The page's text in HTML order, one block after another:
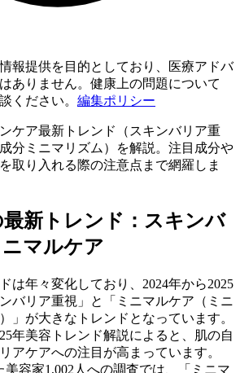
報提供を目的としており、医療アドバ
ありません。健康上の問題について
ください。 編集ポリシー
ケア最新トレンド（スキンバリア重
分ミニマリズム）を解説。注目成分や
取り入れる際の注意点まで網羅しま
新トレンド：スキンバ
マルケア
は年々変化しており、2024年から2025
バリア重視」と「ミニマルケア（ミニ
」が大きなトレンドとなっています。
年美容トレンド解説によると、肌の自
アケアへの注目が高まっています。
美容家1,002人への調査では、「ミニマ